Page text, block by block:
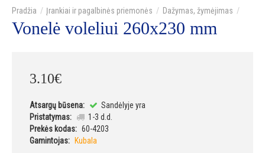
Įrankiai ir pagalbinės priemonės Dažymas, žymėjimas
Vonelė voleliui 260x230 mm
3.10€
Atsargų būsena:
Sandėlyje yra
Pristatymas:
1-3 d.d.
Prekės kodas: 60-4203
Gamintojas:
Kubala